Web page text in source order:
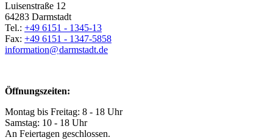
Luisenstraße 12
64283 Darmstadt
Tel.: +49 6151 - 1345-13
Fax: +49 6151 - 1347-5858
information@darmstadt.de
Öffnungszeiten:
Montag bis Freitag: 8 - 18 Uhr
Samstag: 10 - 18 Uhr
An Feiertagen geschlossen.